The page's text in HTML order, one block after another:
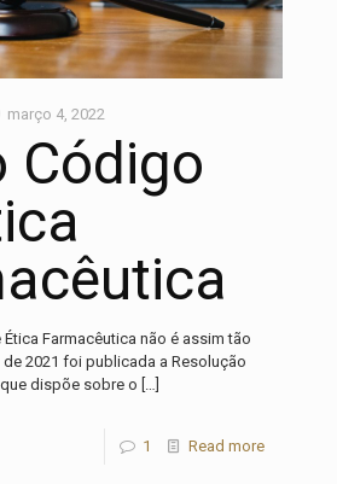
março 4, 2022
Código
Farmacêutica não é assim tão
de 2021 foi publicada a Resolução
que dispõe sobre o […]
1 Read more